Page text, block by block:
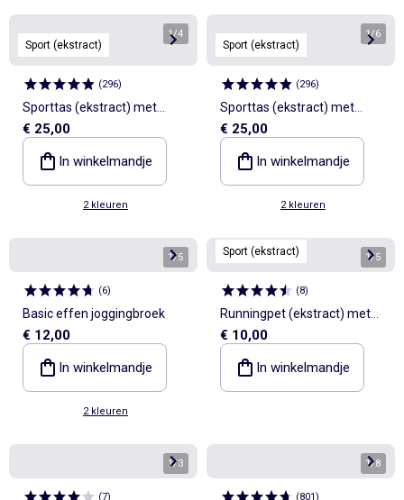
Sport (ekstract)
1/4
(296)
Sporttas (ekstract) met
buitenzakken en
schoenenvak
€ 25,00
In winkelmandje
2 kleuren
Sport (ekstract)
1/6
(296)
Sporttas (ekstract) met
buitenzakken en
schoenenvak
€ 25,00
In winkelmandje
2 kleuren
1/5
(6)
Basic effen joggingbroek
€ 12,00
In winkelmandje
2 kleuren
Sport (ekstract) 1/5
(8)
Runningpet (ekstract) met
soepele klep
€ 10,00
In winkelmandje
1/3
(7)
1/8
(801)